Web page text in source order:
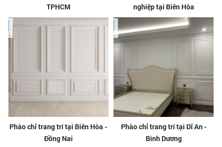
TPHCM
nghiệp tại Biên Hòa
Phào chỉ trang trí tại Biên Hòa -
Đồng Nai
Phào chỉ trang trí tại Dĩ An -
Bình Dương